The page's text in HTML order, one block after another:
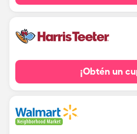
¡Obtén un